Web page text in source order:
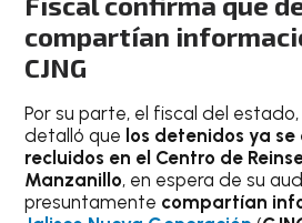
compartían
CJNG
Por su parte, el fiscal del
detalló que los detenidos ya
recluidos en el Centro de
Manzanillo, en espera de su
presuntamente compartían